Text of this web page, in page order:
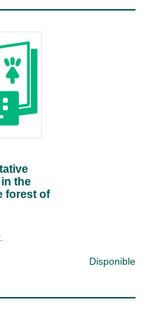
the
forest of
Disponible